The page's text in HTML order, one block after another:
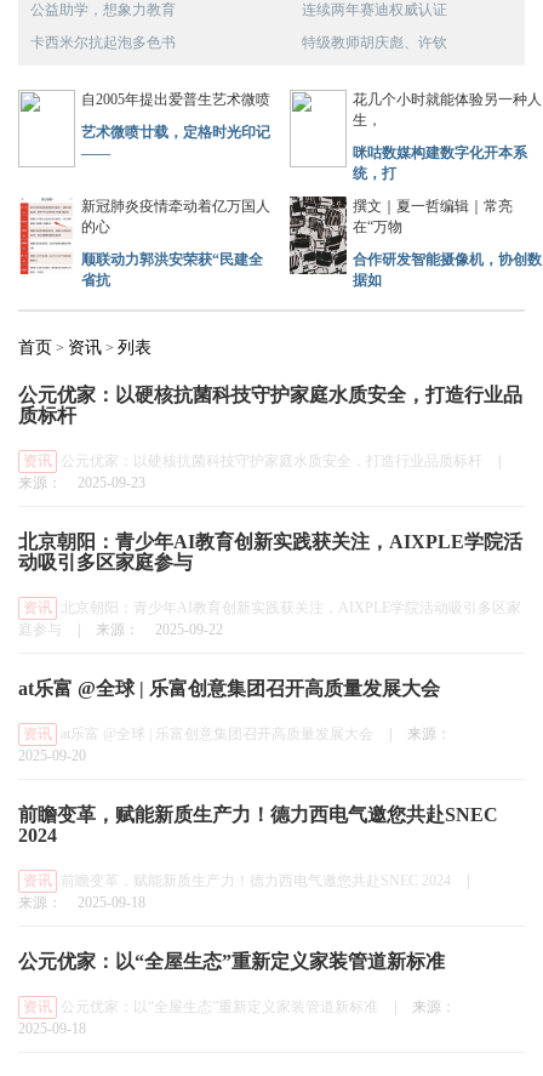
公益助学，想象力教育
卡西米尔抗起泡多色书
连续两年赛迪权威认证
特级教师胡庆彪、许钦
自2005年提出爱普生艺术微喷
艺术微喷廿载，定格时光印记
——
花几个小时就能体验另一种人
生，
咪咕数媒构建数字化开本系
统，打
新冠肺炎疫情牵动着亿万国人
的心
顺联动力郭洪安荣获“民建全
省抗
撰文｜夏一哲编辑｜常亮
在“万物
合作研发智能摄像机，协创数
据如
首页 > 资讯 > 列表
公元优家：以硬核抗菌科技守护家庭水质安全，打造行业品
质标杆
资讯 公元优家：以硬核抗菌科技守护家庭水质安全，打造行业品质标杆
来源：
2025-09-23
北京朝阳：青少年AI教育创新实践获关注，AIXPLE学院活
动吸引多区家庭参与
资讯 北京朝阳：青少年AI教育创新实践获关注，AIXPLE学院活动吸引多区家
庭参与
来源： 2025-09-22
at乐富 @全球 | 乐富创意集团召开高质量发展大会
资讯 at乐富 @全球 | 乐富创意集团召开高质量发展大会
来源：
2025-09-20
前瞻变革，赋能新质生产力！德力西电气邀您共赴SNEC
2024
资讯 前瞻变革，赋能新质生产力！德力西电气邀您共赴SNEC 2024
来源：
2025-09-18
公元优家：以“全屋生态”重新定义家装管道新标准
资讯 公元优家：以“全屋生态”重新定义家装管道新标准
来源：
2025-09-18